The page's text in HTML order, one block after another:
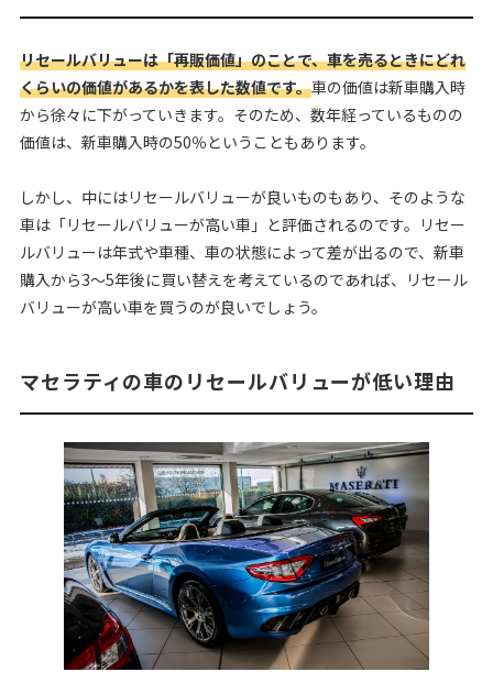
リセールバリューは「再販価値」のことで、車を売るときにどれ
くらいの価値があるかを表した数値です。車の価値は新車購入時
から徐々に下がっていきます。そのため、数年経っているものの
価値は、新車購入時の50％ということもあります。
しかし、中にはリセールバリューが良いものもあり、そのような
車は「リセールバリューが高い車」と評価されるのです。リセー
ルバリューは年式や車種、車の状態によって差が出るので、新車
購入から3〜5年後に買い替えを考えているのであれば、リセール
バリューが高い車を買うのが良いでしょう。
マセラティの車のリセールバリューが低い理由